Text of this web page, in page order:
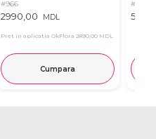
#966
2990,00 MDL
Pret in aplicatia OkFlora 2890,00 MDL
Cumpara
#11